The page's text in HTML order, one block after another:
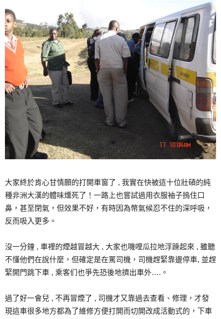
大家終於肯心甘情願的打開車窗了 , 我實在快被這十位壯碩的純
種非洲大漢的體味燻死了！一路上也嘗試過用衣服袖子摀住口
鼻，甚至閉氣，但效果不好，有時因為幣氣候忍不住的深呼吸，
反而吸入更多。
沒一分鐘 , 車裡的煙越冒越大 , 大家也嘰哩瓜拉地浮躁起來 , 雖聽
不懂他們在說什麼，但確定是在罵司機，司機趕緊靠邊停車, 並趕
緊開門跳下車 , 乘客们也爭先恐後地擠出車外….。
過了好一會兒 , 不再冒煙了 , 司機才又靠過去查看、修理，才發
現這車很多地方都為了維修方便打開而切開改成活動式的，下車